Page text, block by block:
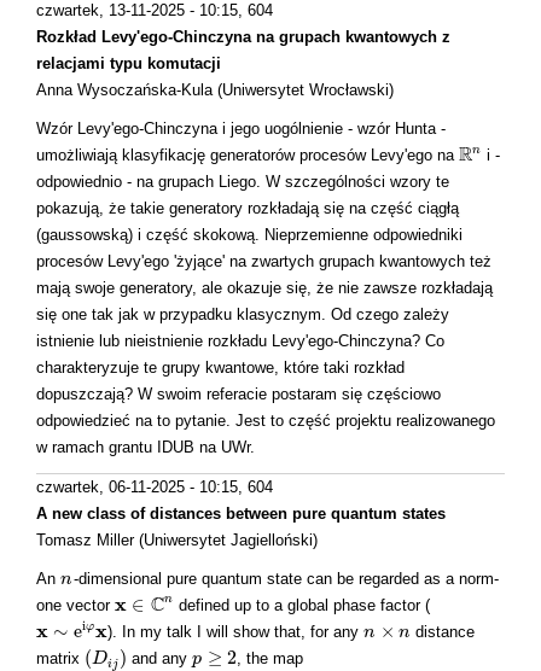
czwartek, 13-11-2025 - 10:15, 604
Rozkład Levy'ego-Chinczyna na grupach kwantowych z
relacjami typu komutacji
Anna Wysoczańska-Kula (Uniwersytet Wrocławski)
Wzór Levy'ego-Chinczyna i jego uogólnienie - wzór Hunta -
umożliwiają klasyfikację generatorów procesów Levy'ego na Rn
Rn i -
odpowiednio - na grupach Liego. W szczególności wzory te
pokazują, że takie generatory rozkładają się na część ciągłą
(gaussowską) i część skokową. Nieprzemienne odpowiedniki
procesów Levy'ego 'żyjące' na zwartych grupach kwantowych też
mają swoje generatory, ale okazuje się, że nie zawsze rozkładają
się one tak jak w przypadku klasycznym. Od czego zależy
istnienie lub nieistnienie rozkładu Levy'ego-Chinczyna? Co
charakteryzuje te grupy kwantowe, które taki rozkład
dopuszczają? W swoim referacie postaram się częściowo
odpowiedzieć na to pytanie. Jest to część projektu realizowanego
w ramach grantu IDUB na UWr.
czwartek, 06-11-2025 - 10:15, 604
A new class of distances between pure quantum states
Tomasz Miller (Uniwersytet Jagielloński)
An n
n -dimensional pure quantum state can be regarded as a norm-
one vector x ∈ Cn
x∈C n defined up to a global phase factor (
x ∼ eiφx
x∼ei φx ). In my talk I will show that, for anyn × n
n× n
distance
matrix (Dij )
(Dij) and anyp ≥ 2
p≥2 , the map